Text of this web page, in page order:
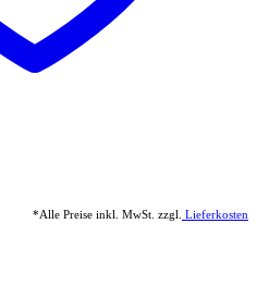
*Alle Preise inkl. MwSt. zzgl. Lieferkosten